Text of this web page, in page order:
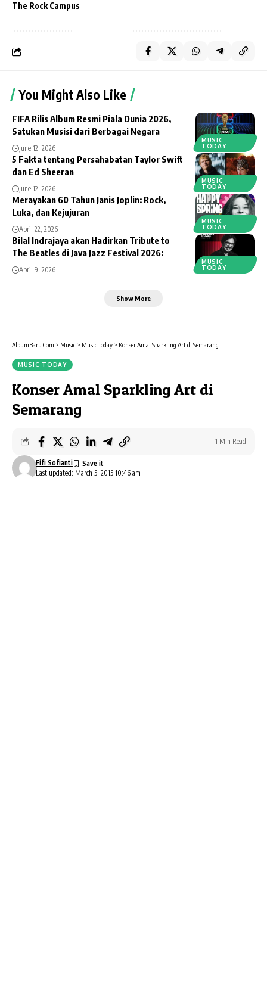
The Rock Campus
You Might Also Like
MUSIC
TODAY
FIFA Rilis Album Resmi Piala Dunia 2026,
Satukan Musisi dari Berbagai Negara
June 12, 2026
MUSIC
TODAY
5 Fakta tentang Persahabatan Taylor Swift
dan Ed Sheeran
June 12, 2026
MUSIC
TODAY
Merayakan 60 Tahun Janis Joplin: Rock,
Luka, dan Kejujuran
April 22, 2026
MUSIC
TODAY
Bilal Indrajaya akan Hadirkan Tribute to
The Beatles di Java Jazz Festival 2026:
April 9, 2026
Show More
AlbumBaru.Com > Music > Music Today > Konser Amal Sparkling Art di Semarang
MUSIC TODAY
Konser Amal Sparkling Art di
Semarang
Last updated: March 5, 2015 10:46 am
Fifi Sofianti
1 Min Read